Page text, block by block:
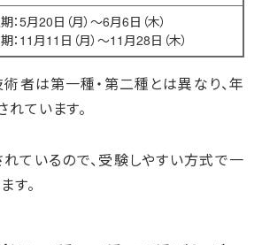
：5月20日（月）～6月6日（木）
：11月11日（月）～11月28日（木）
者は第一種・第二種とは異なり、年
ています。
ているので、受験しやすい方式で一
す。